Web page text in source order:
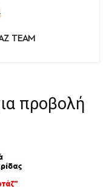
TEAM
προβολή